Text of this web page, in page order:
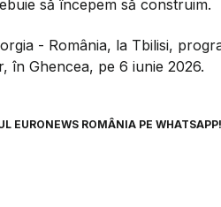
să începem să construim.
- România, la Tbilisi,
în Ghencea, pe 6 iunie 2026.
EURONEWS ROMÂNIA PE WHATSAPP!